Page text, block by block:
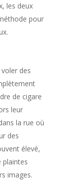
les deux
pour
des
de cigare
leur
la rue où
des
élevé,
plaintes
images.
Piquante